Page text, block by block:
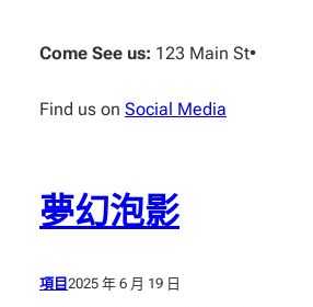
Come See us: 123 Main St•
Find us on Social Media
夢幻泡影
項目 2025 年 6 月 19 日